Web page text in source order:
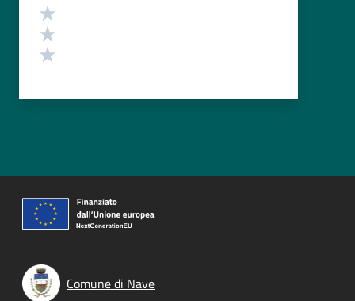
Comune di Nave